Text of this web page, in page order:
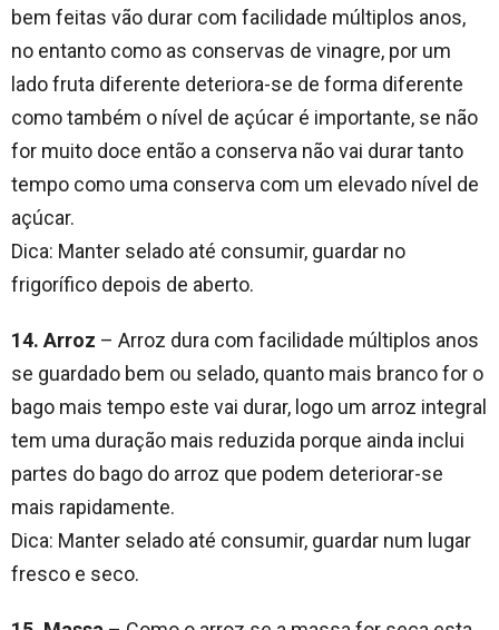
bem feitas vão durar com facilidade múltiplos anos,
no entanto como as conservas de vinagre, por um
lado fruta diferente deteriora-se de forma diferente
como também o nível de açúcar é importante, se não
for muito doce então a conserva não vai durar tanto
tempo como uma conserva com um elevado nível de
açúcar.
Dica: Manter selado até consumir, guardar no
frigorífico depois de aberto.
14. Arroz – Arroz dura com facilidade múltiplos anos
se guardado bem ou selado, quanto mais branco for o
bago mais tempo este vai durar, logo um arroz integral
tem uma duração mais reduzida porque ainda inclui
partes do bago do arroz que podem deteriorar-se
mais rapidamente.
Dica: Manter selado até consumir, guardar num lugar
fresco e seco.